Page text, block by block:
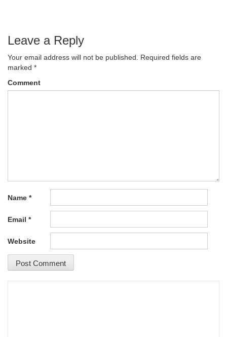
Leave a Reply
Your email address will not be published.
Required fields are
marked *
Comment
Name *
Email *
Website